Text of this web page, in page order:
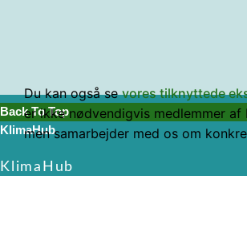
Du kan også sevores tilknyttede
er ikke nødvendigvis medlemmer af
men samarbejder med os om
Back To Top
KlimaHub
KlimaHub